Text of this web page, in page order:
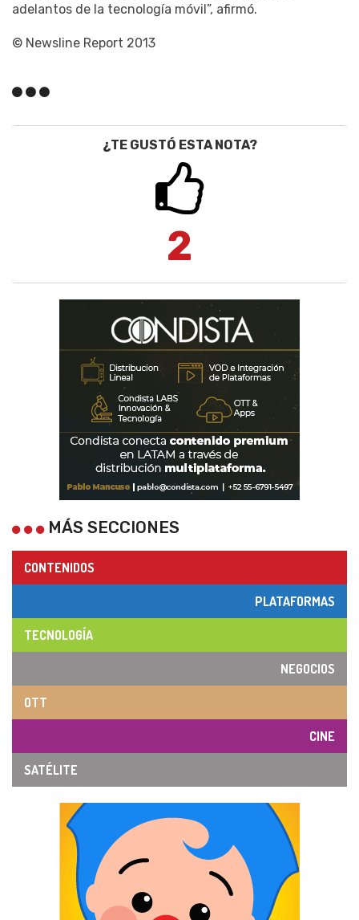
adelantos de la tecnología móvil”, afirmó.
© Newsline Report 2013
¿TE GUSTÓ ESTA NOTA?
2
MÁS SECCIONES
CONTENIDOS
PLATAFORMAS
TECNOLOGÍA
NEGOCIOS
OTT
CINE
SATÉLITE